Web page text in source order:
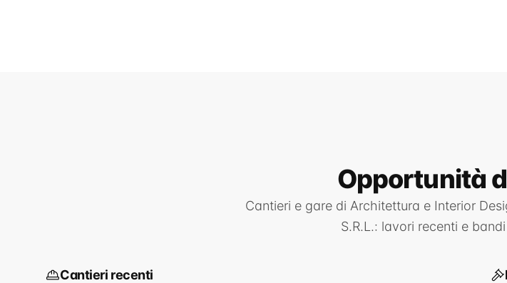
Opportunità
Cantieri e gare di Architettura e Interior
S.R.L.: lavori recenti e
Cantieri recenti